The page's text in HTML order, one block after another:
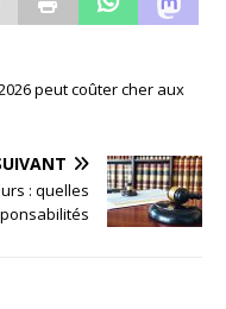
peut coûter cher aux
: quelles